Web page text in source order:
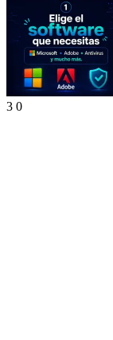
3 0